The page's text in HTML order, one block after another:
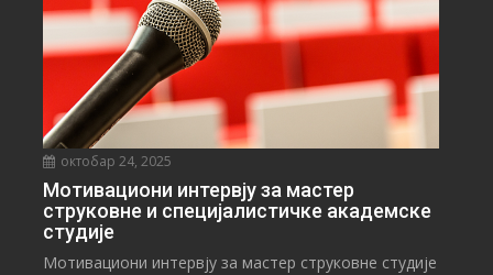
октобар 24, 2025
Мотивациони интервју за мастер
струковне и специјалистичке академске
студије
Мотивациони интервју за мастер струковне студије